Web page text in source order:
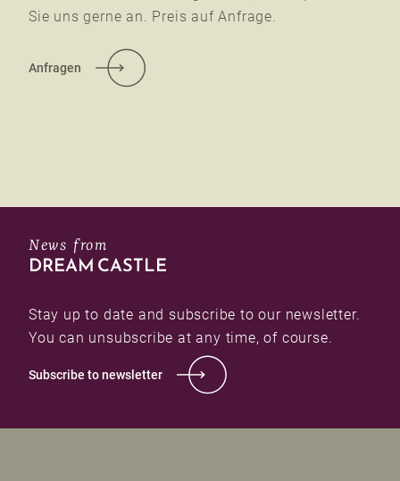
Sie uns gerne an. Preis auf Anfrage.
Anfragen
News from
DREAM CASTLE
Stay up to date and subscribe to our newsletter.
You can unsubscribe at any time, of course.
Subscribe to newsletter